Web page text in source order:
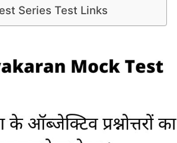
Series Test Links